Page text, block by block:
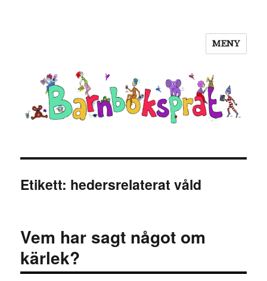
MENY
Etikett: hedersrelaterat våld
Vem har sagt något om
kärlek?